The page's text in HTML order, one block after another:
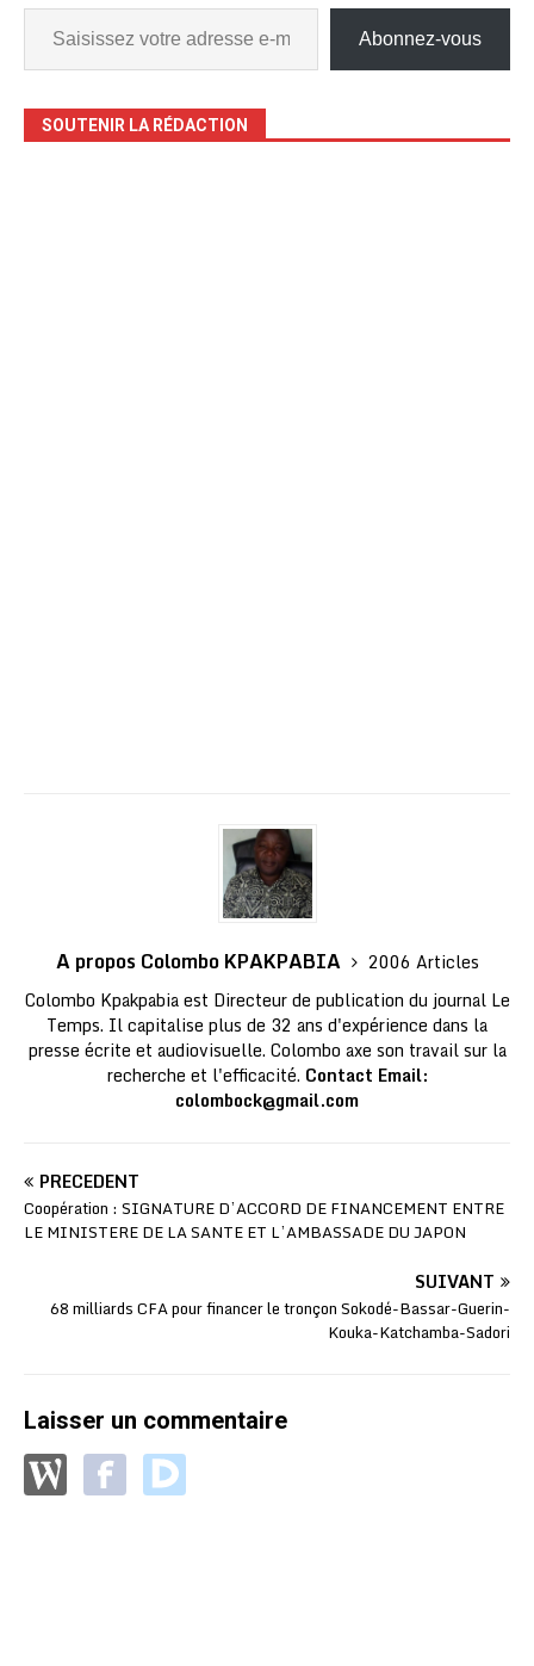
Abonnez-vous
SOUTENIR LA RÉDACTION
A propos Colombo KPAKPABIA
2006 Articles
Colombo Kpakpabia est Directeur de publication du journal Le
Temps. Il capitalise plus de 32 ans d'expérience dans la
presse écrite et audiovisuelle. Colombo axe son travail sur la
recherche et l'efficacité. Contact Email:
colombock@gmail.com
PRÉCÉDENT
Coopération : SIGNATURE D’ACCORD DE FINANCEMENT ENTRE
LE MINISTERE DE LA SANTE ET L’AMBASSADE DU JAPON
SUIVANT
68 milliards CFA pour financer le tronçon Sokodé-Bassar-Guerin-
Kouka-Katchamba-Sadori
Laisser un commentaire